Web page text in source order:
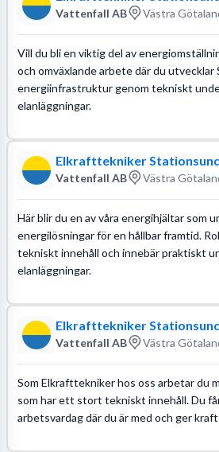
Vattenfall AB Västra
Vill du bli en viktig del av
och omväxlande arbete där du utvecklar
energiinfrastruktur genom tekniskt
elanläggningar.
Elkrafttekniker
Vattenfall AB Västra
Här blir du en av våra energihjältar som
energilösningar för en hållbar framtid.
tekniskt innehåll och innebär praktiskt
elanläggningar.
Elkrafttekniker
Vattenfall AB Västra
Som Elkrafttekniker hos oss arbetar du
som har ett stort tekniskt innehåll. Du
arbetsvardag där du är med och ger